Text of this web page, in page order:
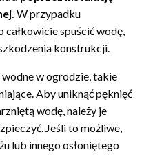
W przypadku
spuścić wodę,
konstrukcji.
w ogrodzie, takie
Aby uniknąć pęknięć
wodę, należy je
Jeśli to możliwe,
lub innego osłoniętego